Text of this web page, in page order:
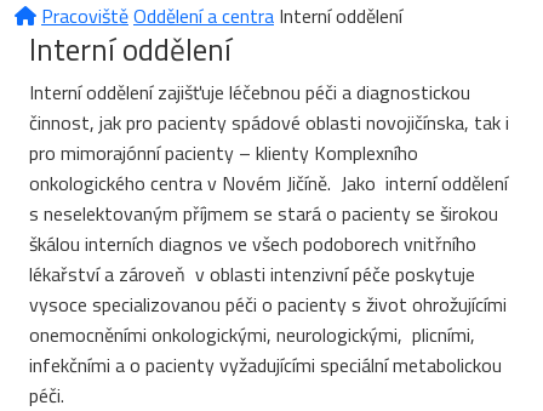
PracovištěOddělení a centra Interní oddělení
Interní oddělení
Interní oddělení zajišťuje léčebnou péči a diagnostickou
činnost, jak pro pacienty spádové oblasti novojičínska, tak i
pro mimorajónní pacienty – klienty Komplexního
onkologického centra v Novém Jičíně. Jako interní oddělení
s neselektovaným příjmem se stará o pacienty se širokou
škálou interních diagnos ve všech podoborech vnitřního
lékařství a zároveň v oblasti intenzivní péče poskytuje
vysoce specializovanou péči o pacienty s život ohrožujícími
onemocněními onkologickými, neurologickými, plicními,
infekčními a o pacienty vyžadujícími speciální metabolickou
péči.